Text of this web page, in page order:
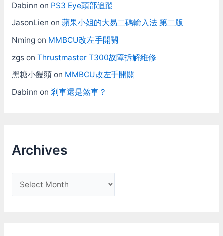
Dabinn on PS3 Eye頭部追蹤
JasonLien on 蘋果小姐的大易二碼輸入法 第二版
Nmingon MMBCU改左手開關
zgson Thrustmaster T300故障拆解維修
黑糖小饅頭on MMBCU改左手開關
Dabinn on 剎車還是煞車？
Archives
r